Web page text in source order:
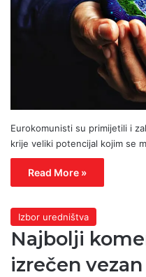
Eurokomunisti su primijetili i
krije veliki potencijal kojim se
Read More »
Izbor uredništva
Najbolji
izrečen